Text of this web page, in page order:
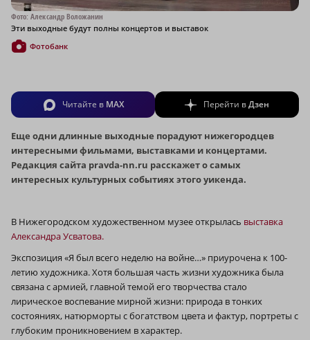
Фото: Александр Воложанин
Эти выходные будут полны концертов и выставок
Фотобанк
Читайте в MAX Перейти вДзен
Еще одни длинные выходные порадуют нижегородцев
интересными фильмами, выставками и концертами.
Редакция сайта pravda-nn.ru расскажет о самых
интересных культурных событиях этого уикенда.
В Нижегородском художественном музее открылась выставка
Александра Усватова.
Экспозиция «Я был всего неделю на войне…» приурочена к 100-
летию художника. Хотя большая часть жизни художника была
связана с армией, главной темой его творчества стало
лирическое воспевание мирной жизни: природа в тонких
состояниях, натюрморты с богатством цвета и фактур, портреты с
глубоким проникновением в характер.